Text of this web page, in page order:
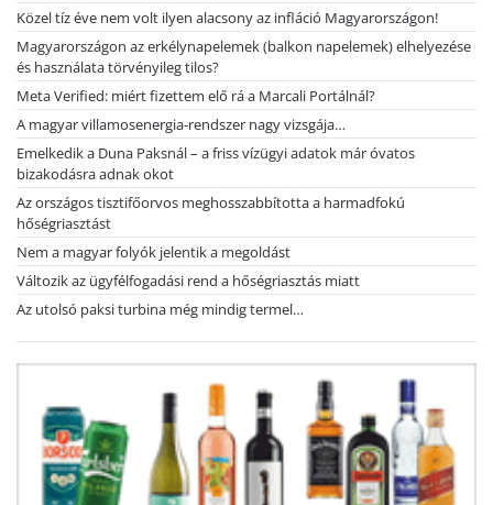
Közel tíz éve nem volt ilyen alacsony az infláció Magyarországon!
Magyarországon az erkélynapelemek (balkon napelemek) elhelyezése
és használata törvényileg tilos?
Meta Verified: miért fizettem elő rá a Marcali Portálnál?
A magyar villamosenergia-rendszer nagy vizsgája…
Emelkedik a Duna Paksnál – a friss vízügyi adatok már óvatos
bizakodásra adnak okot
Az országos tisztifőorvos meghosszabbította a harmadfokú
hőségriasztást
Nem a magyar folyók jelentik a megoldást
Változik az ügyfélfogadási rend a hőségriasztás miatt
Az utolsó paksi turbina még mindig termel…